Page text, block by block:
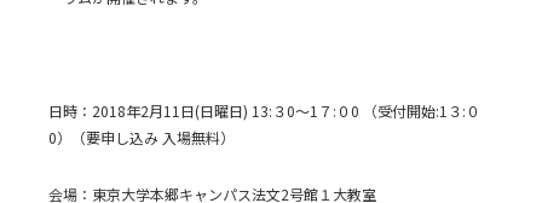
日時：2018年2月11日(日曜日) 13:３0～1７:０0 （受付開始:1３:０
0）（要申し込み 入場無料）
会場：東京大学本郷キャンパス法文2号館１大教室